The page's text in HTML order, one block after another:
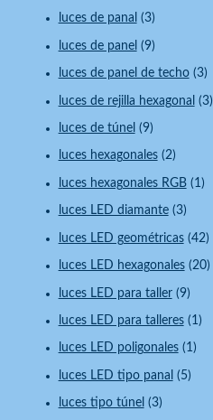
luces de panal (3)
luces de panel (9)
luces de panel de techo(3)
luces de rejilla hexagonal (3)
luces de túnel (9)
luces hexagonales(2)
luces hexagonales RGB(1)
luces LED diamante(3)
luces LED geométricas(42)
luces LED hexagonales(20)
luces LED para taller(9)
luces LED para talleres(1)
luces LED poligonales(1)
luces LED tipo panal (5)
luces tipo túnel (3)